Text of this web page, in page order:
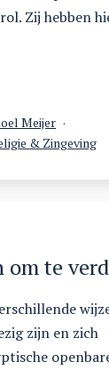
Zij hebben
Meijer
& Zingeving
om te
zijn en zich